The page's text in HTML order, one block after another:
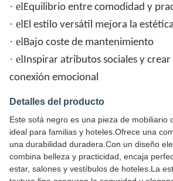
· elEquilibrio entre comodidad y
· elEl estilo versátil mejora la
· elBajo coste de mantenimiento
· elInspirar atributos sociales y
conexión emocional
Detalles del producto
Este sofá negro es una pieza de mobiliario
ideal para familias y hoteles.Ofrece una
una durabilidad duradera.Con un diseño
combina belleza y practicidad, encaja
estar, salones y vestíbulos de hoteles.La